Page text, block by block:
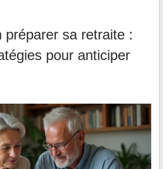
préparer sa retraite :
pour anticiper